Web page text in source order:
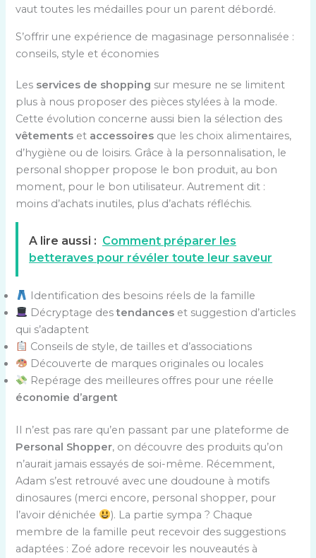
vaut toutes les médailles pour un parent débordé.
S’offrir une expérience de magasinage personnalisée :
conseils, style et économies
Les services de shopping sur mesure ne se limitent
plus à nous proposer des pièces stylées à la mode.
Cette évolution concerne aussi bien la sélection des
vêtements et accessoires que les choix alimentaires,
d’hygiène ou de loisirs. Grâce à la personnalisation, le
personal shopper propose le bon produit, au bon
moment, pour le bon utilisateur. Autrement dit :
moins d’achats inutiles, plus d’achats réfléchis.
A lire aussi : Comment préparer les
betteraves pour révéler toute leur saveur
Identification des besoins réels de la famille
Décryptage destendances et suggestion d’articles
qui s’adaptent
Conseils de style, de tailles et d’associations
Découverte de marques originales ou locales
Repérage des meilleures offres pour une réelle
économie d’argent
Il n’est pas rare qu’en passant par une plateforme de
Personal Shopper, on découvre des produits qu’on
n’aurait jamais essayés de soi-même. Récemment,
Adam s’est retrouvé avec une doudoune à motifs
dinosaures (merci encore, personal shopper, pour
l’avoir dénichée
). La partie sympa ? Chaque
membre de la famille peut recevoir des suggestions
adaptées : Zoé adore recevoir les nouveautés à